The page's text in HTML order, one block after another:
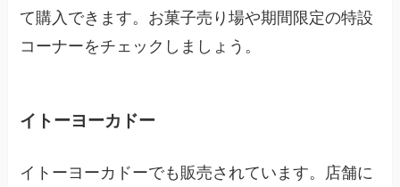
て購入できます。お菓子売り場や期間限定の特設
コーナーをチェックしましょう。
イトーヨーカドー
イトーヨーカドーでも販売されています。店舗に